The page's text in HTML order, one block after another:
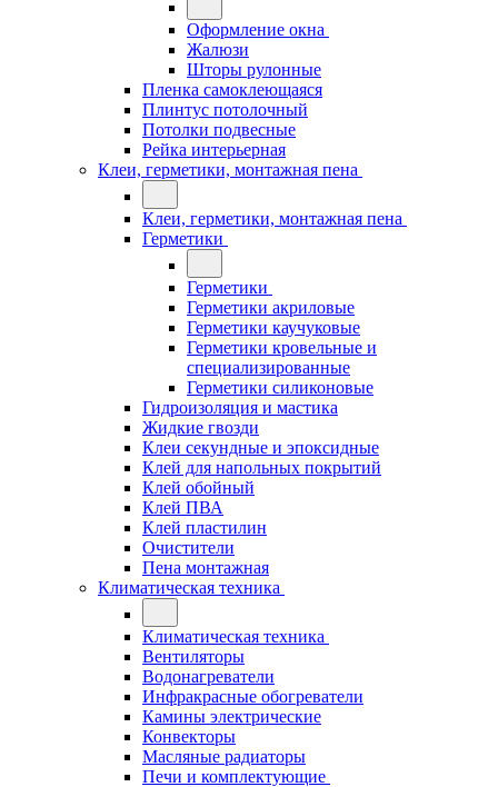
Оформление окна
Жалюзи
Шторы рулонные
Пленка самоклеющаяся
Плинтус потолочный
Потолки подвесные
Рейка интерьерная
Клеи, герметики, монтажная пена
Клеи, герметики, монтажная пена
Герметики
Герметики
Герметики акриловые
Герметики каучуковые
Герметики кровельные и
специализированные
Герметики силиконовые
Гидроизоляция и мастика
Жидкие гвозди
Клеи секундные и эпоксидные
Клей для напольных покрытий
Клей обойный
Клей ПВА
Клей пластилин
Очистители
Пена монтажная
Климатическая техника
Климатическая техника
Вентиляторы
Водонагреватели
Инфракрасные обогреватели
Камины электрические
Конвекторы
Масляные радиаторы
Печи и комплектующие